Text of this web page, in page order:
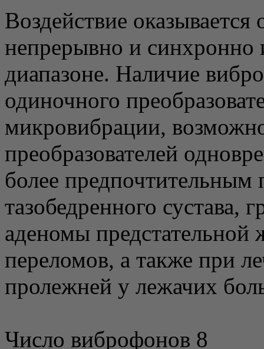
Воздействие
непрерывно и
диапазоне. Наличие
одиночного
микровибрации,
преобразователей
более предпочтительным
тазобедренного сустава,
аденомы
переломов, а также при
пролежней у лежачих
Число виброфонов 8